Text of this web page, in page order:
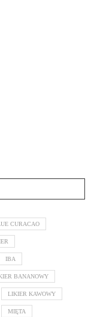
CURACAO
IBA
BANANOWY
LIKIER KAWOWY
MIĘTA